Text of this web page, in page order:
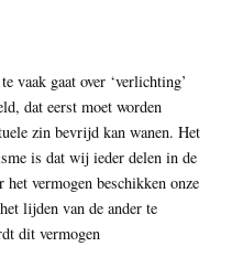
vaak gaat over ‘verlichting’
dat eerst moet worden
zin bevrijd kan wanen. Het
is dat wij ieder delen in de
vermogen beschikken onze
lijden van de ander te
dit vermogen